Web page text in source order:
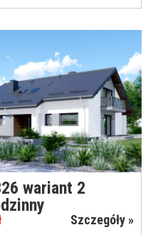
wariant 2
Szczegóły »